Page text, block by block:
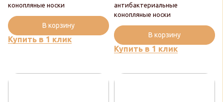
конопляные носки
Купить в 1 клик
В корзину
антибактериальные
конопляные носки
Купить в 1 клик
В корзину